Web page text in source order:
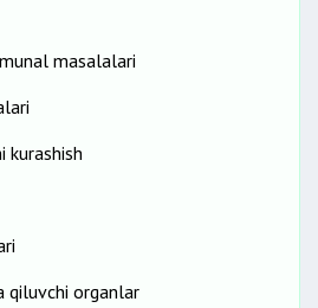
masalalari
kurashish
qiluvchi organlar